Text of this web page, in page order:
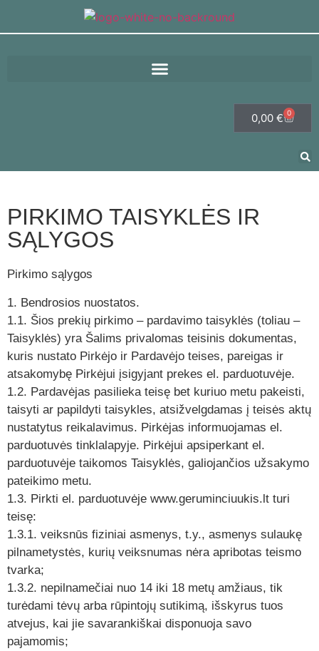
0,00 € 0
PIRKIMO TAISYKLĖS IR
SĄLYGOS
Pirkimo sąlygos
1. Bendrosios nuostatos.
1.1. Šios prekių pirkimo – pardavimo taisyklės (toliau –
Taisyklės) yra Šalims privalomas teisinis dokumentas,
kuris nustato Pirkėjo ir Pardavėjo teises, pareigas ir
atsakomybę Pirkėjui įsigyjant prekes el. parduotuvėje.
1.2. Pardavėjas pasilieka teisę bet kuriuo metu pakeisti,
taisyti ar papildyti taisykles, atsižvelgdamas į teisės aktų
nustatytus reikalavimus. Pirkėjas informuojamas el.
parduotuvės tinklalapyje. Pirkėjui apsiperkant el.
parduotuvėje taikomos Taisyklės, galiojančios užsakymo
pateikimo metu.
1.3. Pirkti el. parduotuvėje www.geruminciuukis.lt turi
teisę:
1.3.1. veiksnūs fiziniai asmenys, t.y., asmenys sulaukę
pilnametystės, kurių veiksnumas nėra apribotas teismo
tvarka;
1.3.2. nepilnamečiai nuo 14 iki 18 metų amžiaus, tik
turėdami tėvų arba rūpintojų sutikimą, išskyrus tuos
atvejus, kai jie savarankiškai disponuoja savo
pajamomis;